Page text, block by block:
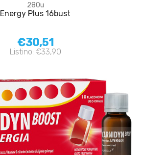
280u
Energy Plus 16bust
€30,51
Listino: €33,90